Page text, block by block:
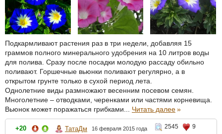
Подкармливают растения раз в три недели, добавляя 15
граммов полного минерального удобрения на 10 литров воды
для полива. Сразу после посадки молодую рассаду обильно
поливают. Горшечные вьюнки поливают регулярно, а в
открытом грунте только в сухой период лета.
Однолетние виды размножают весенним посевом семян.
Многолетние – отводками, черенками или частями корневища.
Вьюнок может поражаться грибками... Читать далее»
+20 ТатаДм 16 февраля 2015 года 2545
9